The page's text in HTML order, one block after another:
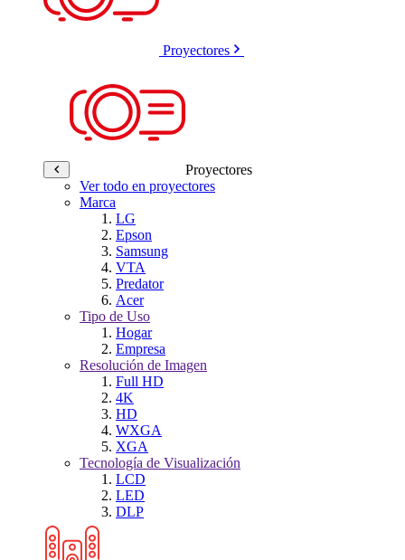
Proyectores
Proyectores
Ver todo en proyectores
Marca
LG
Epson
Samsung
VTA
Predator
Acer
Tipo de Uso
Hogar
Empresa
Resolución de Imagen
Full HD
4K
HD
WXGA
XGA
Tecnología de Visualización
LCD
LED
DLP